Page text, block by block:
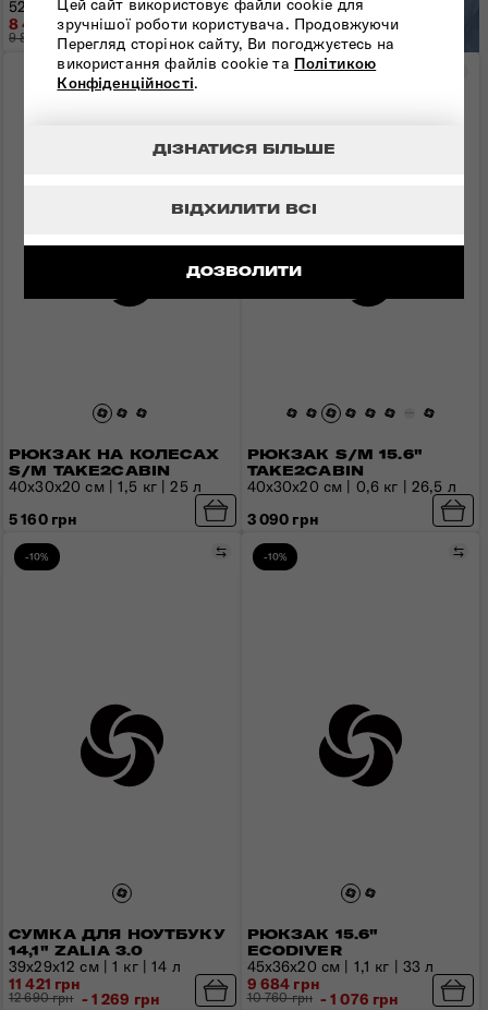
зручнішої роботи користувача. Продовжуючи
Перегляд сторінок сайту, Ви погоджуєтесь на
використання файлів cookie та Політикою
Конфіденційності.
ДОЗВОЛИТИ
ВІДХИЛИТИ ВСІ
ДІЗНАТИСЯ БІЛЬШЕ
52x30x24 см | 1,4 кг | 45 л
8 407 грн
9 890 грн - 1 483 грн
РЮКЗАК НА КОЛЕСАХ
S/M TAKE2CABIN
Порівняти
40x30x20 см | 1,5 кг | 25 л
5 160 грн
РЮКЗАК S/M 15.6"
TAKE2CABIN
40x30x20 см | 0,6 кг | 26,5 л
3 090 грн
-10%
СУМКА ДЛЯ НОУТБУКУ
14,1" ZALIA 3.0
Порівняти
39x29x12 см | 1 кг | 14 л
11 421 грн
12 690 грн - 1 269 грн
-10%
РЮКЗАК 15.6"
ECODIVER
45х36х20 см | 1,1 кг | 33 л
9 684 грн
10 760 грн - 1 076 грн
LITE